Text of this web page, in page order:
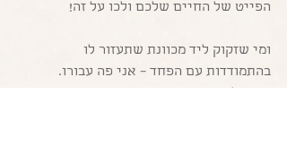
הפייט של החיים שלכם ולכו על זה!
ומי שזקוק ליד מכוונת שתעזור לו
בהתמודדות עם הפחד – אני פה עבורו.